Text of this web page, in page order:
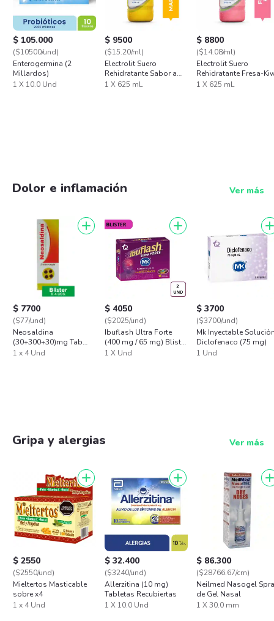
$ 105.000
($10500/und)
Enterogermina (2
Millardos)
1 X 10.0 Und
$ 9500
($15.20/ml)
Electrolit Suero
Rehidratante Sabor a
Maracuyá
1 X 625 mL
$ 8800
($14.08/ml)
Electrolit Suero
Rehidratante Fresa-
1 X 625 mL
Dolor e inflamación Ver más
$ 7700
($77/und)
Neosaldina
(30+300+30)mg Tab
Rec Blister X 4
1 x 4 Und
$ 4050
($2025/und)
Ibuflash Ultra Forte
(400 mg / 65 mg) Blister
x 2
1 X Und
$ 3700
($3700/und)
Mk Inyectable
Diclofenaco (75 mg)
1 Und
Gripa y alergias Ver más
$ 2550
($2550/und)
Mieltertos Masticable
sobre x4
1 x 4 Und
$ 32.400
($3240/und)
Allerzitina (10 mg)
Tabletas Recubiertas
1 X 10.0 Und
$ 86.300
($28766.67/cm)
Neilmed Nasogel
de Gel Nasal
1 X 30.0 mm